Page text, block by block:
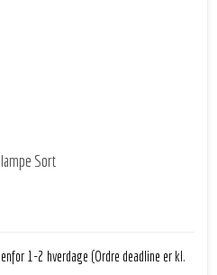
Sort
1-2 hverdage (Ordre deadline er kl.